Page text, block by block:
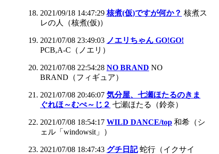
2021/09/18 14:47:29 核煮(仮)ですが何か？ 核煮ス
レの人（核煮(仮)）
2021/07/08 23:49:03 ノエリちゃん GO!GO!
PCB,A-C（ノエリ）
2021/07/08 22:54:28 NO BRAND NO
BRAND（フィギュア）
2021/07/08 20:46:07 気分屋、七瀬ほたるのきま
ぐれほ～むぺ～じ２ 七瀬ほたる（鈴奈）
2021/07/08 18:54:17 WILD DANCE/top 和希（シ
ェル「windowsit」）
2021/07/08 18:47:43 グチ日記 蛇行（イクサイ